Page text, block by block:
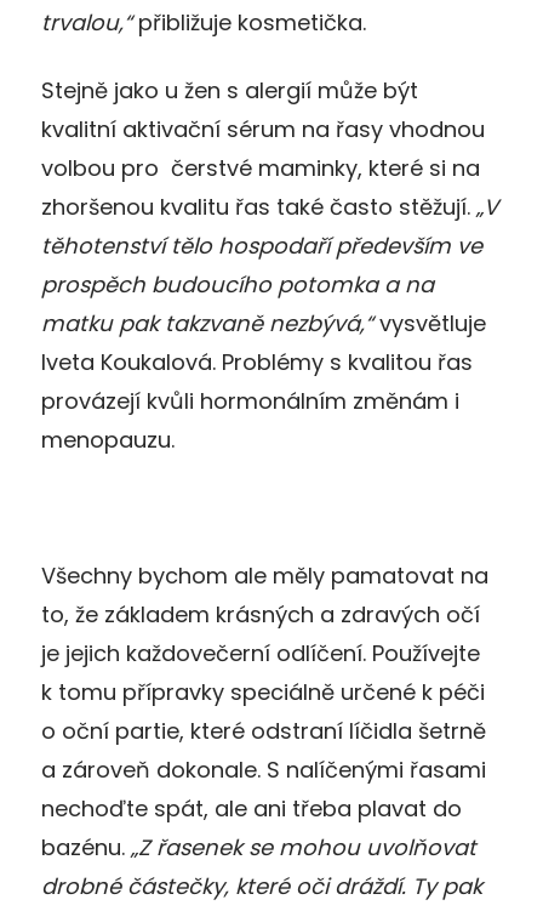
trvalou,“přibližuje kosmetička.
Stejně jako u žen s alergií může být
kvalitní aktivační sérum na řasy vhodnou
volbou pro čerstvé maminky, které si na
zhoršenou kvalitu řas také často stěžují. „V
těhotenství tělo hospodaří především ve
prospěch budoucího potomka a na
matku pak takzvaně nezbývá,“vysvětluje
Iveta Koukalová. Problémy s kvalitou řas
provázejí kvůli hormonálním změnám i
menopauzu.
Všechny bychom ale měly pamatovat na
to, že základem krásných a zdravých očí
je jejich každovečerní odlíčení. Používejte
k tomu přípravky speciálně určené k péči
o oční partie, které odstraní líčidla šetrně
a zároveň dokonale. S nalíčenými řasami
nechoďte spát, ale ani třeba plavat do
bazénu. „Z řasenek se mohou uvolňovat
drobné částečky, které oči dráždí. Ty pak